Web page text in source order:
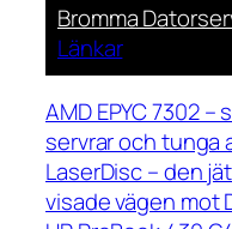
Bromma
Länkar
AMD EPYC 7302
servrar och
LaserDisc – den
visade vägen mot